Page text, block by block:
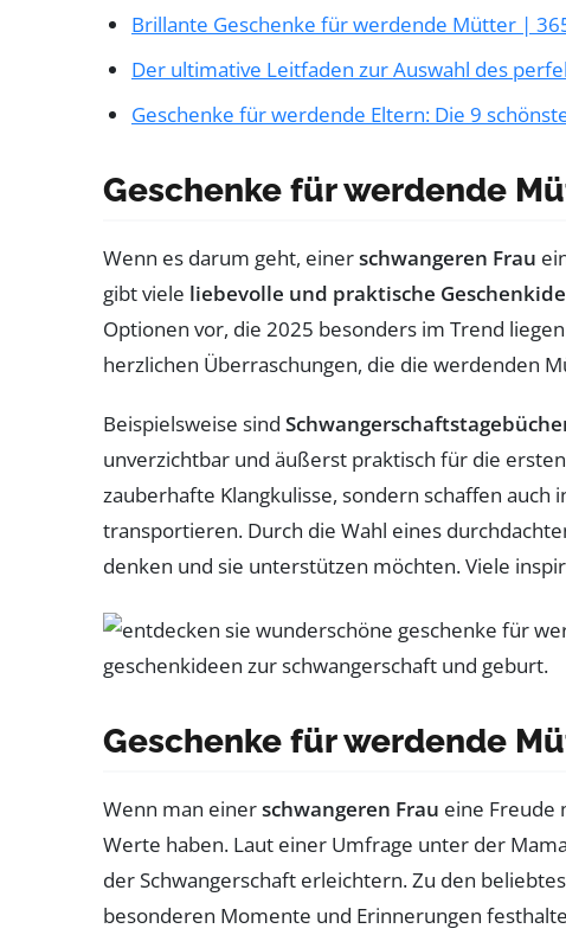
Brillante Geschenke für werdende Mütter |
Der ultimative Leitfaden zur Auswahl des
Geschenke für werdende Eltern: Die 9
Geschenke für werdende
Wenn es darum geht, einerschwangeren Frau
gibt viele liebevolle und praktische
Optionen vor, die 2025 besonders im Trend
herzlichen Überraschungen, die die werdenden
Beispielsweise sind
unverzichtbar und äußerst praktisch für die
zauberhafte Klangkulisse, sondern schaffen auch
transportieren. Durch die Wahl eines
denken und sie unterstützen möchten. Viele
Geschenke für werdende
Wenn man einerschwangeren Frau eine Freude
Werte haben. Laut einer Umfrage unter der
der Schwangerschaft erleichtern. Zu den
besonderen Momente und Erinnerungen